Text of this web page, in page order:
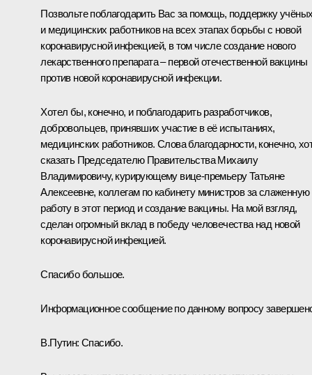
Позвольте поблагодарить Вас за помощь, поддержку
и медицинских работников на всех этапах борьбы с новой
коронавирусной инфекцией, в том числе создание нового
лекарственного препарата – первой отечественной вакцины
против новой коронавирусной инфекции.
Хотел бы, конечно, и поблагодарить разработчиков,
добровольцев, принявших участие в её испытаниях,
медицинских работников. Слова благодарности, конечно,
сказать Председателю Правительства Михаилу
Владимировичу, курирующему вице‑премьеру Татьяне
Алексеевне, коллегам по кабинету министров за слаженную
работу в этот период и создание вакцины. На мой взгляд,
сделан огромный вклад в победу человечества над новой
коронавирусной инфекцией.
Спасибо большое.
Информационное сообщение по данному вопросу
В.Путин: Спасибо.